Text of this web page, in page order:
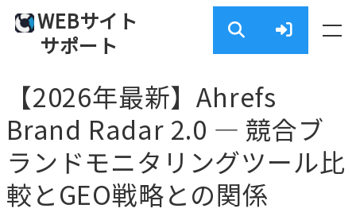
WEBサイト
サポート
【2026年最新】Ahrefs
Brand Radar 2.0 — 競合ブ
ランドモニタリングツール比
較とGEO戦略との関係